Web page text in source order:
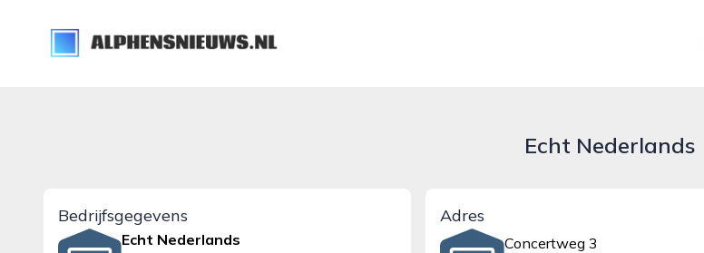
alphensnieuws.nl
Echt Nederlands
Bedrijfsgegevens
Echt Nederlands
Adres
Concertweg 3